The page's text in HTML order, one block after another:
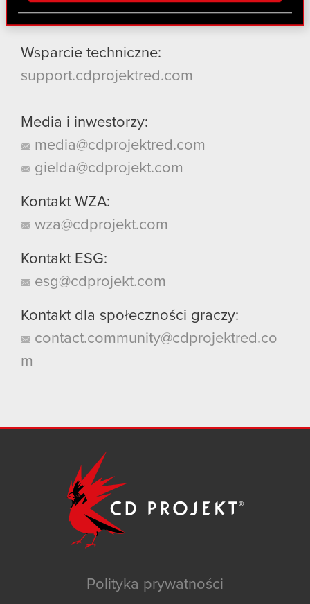
Partnerzy mogą połączyć te informacje z innymi
danymi otrzymanymi od Ciebie lub uzyskanymi
korzystanie z naszej witryny, zgadasz się na
używanie plików cookie.
Wsparcie techniczne:
support.cdprojektred.com
Media i inwestorzy:
media@cdprojektred.com
gielda@cdprojekt.com
Kontakt WZA:
wza@cdprojekt.com
Kontakt ESG:
esg@cdprojekt.com
Kontakt dla społeczności graczy:
contact.community@cdprojektred.co
m
Polityka prywatności